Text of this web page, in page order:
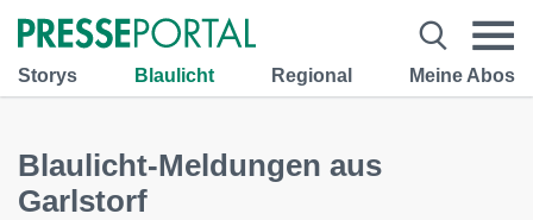
Storys Blaulicht Regional Meine Abos
Blaulicht-Meldungen aus
Garlstorf